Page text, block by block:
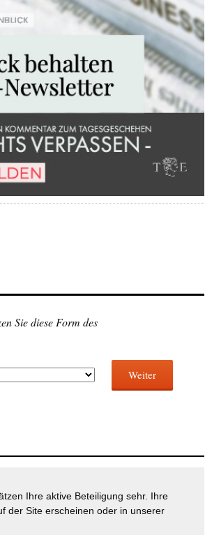
Sie diese Form des
Weiter
Ihre aktive Beteiligung sehr. Ihre
der Site erscheinen oder in unserer